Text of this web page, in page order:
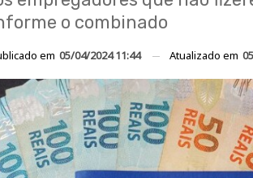
o combinado
em 05/04/2024 11:44 Atualizado em